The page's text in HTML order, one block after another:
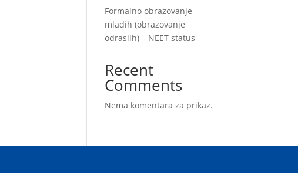
Formalno obrazovanje
mladih (obrazovanje
odraslih) – NEET status
Recent
Comments
Nema komentara za prikaz.